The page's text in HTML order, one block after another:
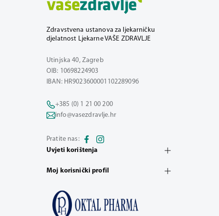
Zdravstvena ustanova za ljekarničku
djelatnost Ljekarne VAŠE ZDRAVLJE
Utinjska 40, Zagreb
OIB: 10698224903
IBAN: HR9023600001102289096
+385 (0) 1 21 00 200
info@vasezdravlje.hr
Pratite nas:
Uvjeti korištenja
Moj korisnički profil